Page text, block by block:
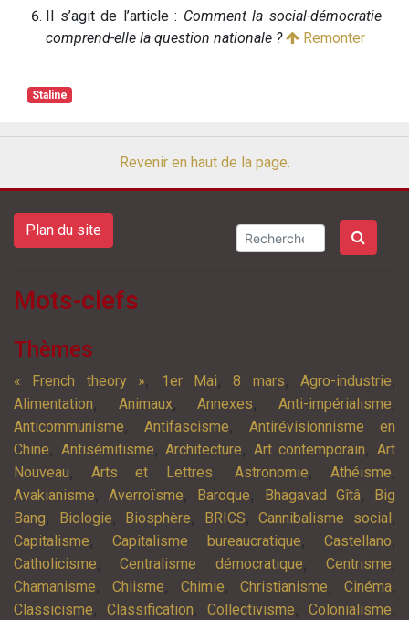
Il s’agit de l’article : Comment la social-démocratie
comprend-elle la question nationale ?
Remonter
Staline
Revenir en haut de la page.
Plan du site
Mots-clefs
Thèmes
« French theory », 1er Mai,8 mars, Agro-industrie,
Alimentation, Animaux,Annexes,Anti-impérialisme,
Anticommunisme, Antifascisme, Antirévisionnisme en
Chine, Antisémitisme,Architecture, Art contemporain,Art
Nouveau,Arts et Lettres, Astronomie,Athéisme,
Avakianisme,Averroïsme, Baroque, Bhagavad Gîtâ,
Big
Bang, Biologie, Biosphère, BRICS,Cannibalisme social ,
Capitalisme,Capitalisme bureaucratique,Castellano,
Catholicisme,Centralisme démocratique,Centrisme,
Chamanisme, Chiisme, Chimie,Christianisme, Cinéma,
Classicisme, Classification, Collectivisme, Colonialisme,